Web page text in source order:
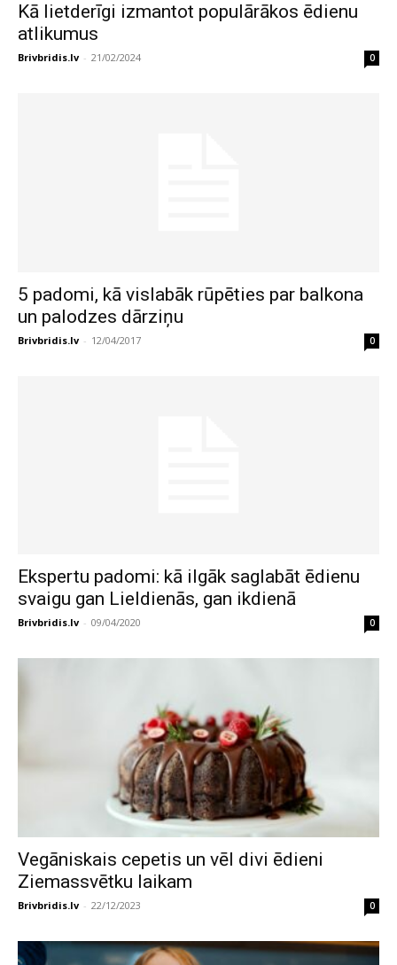
Kā lietderīgi izmantot populārākos ēdienu
atlikumus
Brivbridis.lv - 21/02/2024 0
5 padomi, kā vislabāk rūpēties par balkona
un palodzes dārziņu
Brivbridis.lv - 12/04/2017 0
Ekspertu padomi: kā ilgāk saglabāt ēdienu
svaigu gan Lieldienās, gan ikdienā
Brivbridis.lv - 09/04/2020 0
Vegāniskais cepetis un vēl divi ēdieni
Ziemassvētku laikam
Brivbridis.lv - 22/12/2023 0